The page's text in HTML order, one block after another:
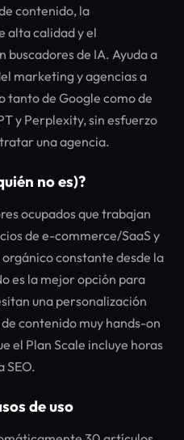
contenido, la
alta calidad y el
buscadores de IA. Ayuda a
marketing y agencias a
tanto de Google como de
y Perplexity, sin esfuerzo
una agencia.
no es)?
ocupados que trabajan
de e-commerce/SaaS y
constante desde la
es la mejor opción para
una personalización
contenido muy hands-on
el Plan Scale incluye horas
SEO.
de uso